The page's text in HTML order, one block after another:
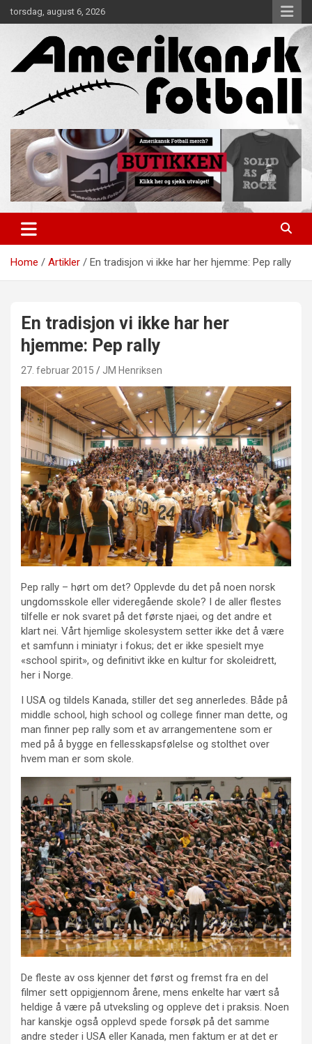
Skip
to
torsdag, august 6, 2026
Amerikansk Fotball
Home Artikler En tradisjon vi ikke har her hjemme: Pep rally
En tradisjon vi ikke har her
hjemme: Pep rally
27. februar 2015 JM Henriksen
Pep rally – hørt om det? Opplevde du det på noen norsk
ungdomsskole eller videregående skole? I de aller flestes
tilfelle er nok svaret på det første njaei, og det andre et
klart nei. Vårt hjemlige skolesystem setter ikke det å være
et samfunn i miniatyr i fokus; det er ikke spesielt mye
«school spirit», og definitivt ikke en kultur for skoleidrett,
her i Norge.
I USA og tildels Kanada, stiller det seg annerledes. Både på
middle school, high school og college finner man dette, og
man finner pep rally som et av arrangementene som er
med på å bygge en fellesskapsfølelse og stolthet over
hvem man er som skole.
De fleste av oss kjenner det først og fremst fra en del
filmer sett oppigjennom årene, mens enkelte har vært så
heldige å være på utveksling og oppleve det i praksis. Noen
har kanskje også opplevd spede forsøk på det samme
andre steder i USA eller Kanada, men faktum er at det er